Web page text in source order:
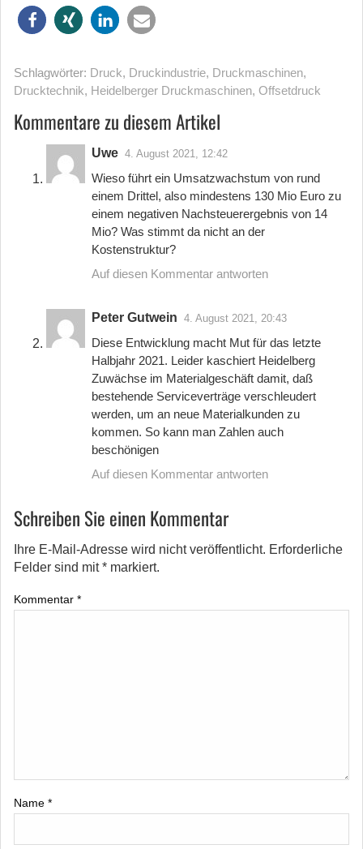
Schlagwörter: Druck, Druckindustrie, Druckmaschinen,
Drucktechnik, Heidelberger Druckmaschinen, Offsetdruck
Kommentare zu diesem Artikel
Uwe 4. August 2021, 12:42
Wieso führt ein Umsatzwachstum von rund
einem Drittel, also mindestens 130 Mio Euro zu
einem negativen Nachsteuerergebnis von 14
Mio? Was stimmt da nicht an der
Kostenstruktur?
Auf diesen Kommentar antworten
Peter Gutwein 4. August 2021, 20:43
Diese Entwicklung macht Mut für das letzte
Halbjahr 2021. Leider kaschiert Heidelberg
Zuwächse im Materialgeschäft damit, daß
bestehende Serviceverträge verschleudert
werden, um an neue Materialkunden zu
kommen. So kann man Zahlen auch
beschönigen
Auf diesen Kommentar antworten
Schreiben Sie einen Kommentar
Ihre E-Mail-Adresse wird nicht veröffentlicht. Erforderliche
Felder sind mit* markiert.
Kommentar *
Name *